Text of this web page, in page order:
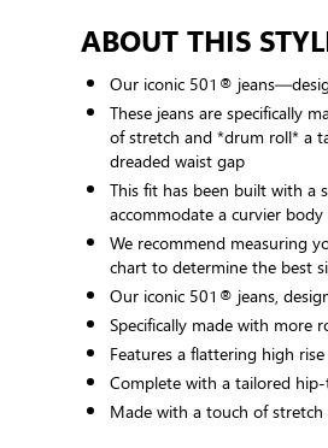
ABOUT THIS
Our iconic 501®
These jeans are specifically
of stretch and *drum roll* a
dreaded waist gap
This fit has been built with a
accommodate a curvier body
We recommend measuring
chart to determine the best
Our iconic 501® jeans,
Specifically made with more
Features a flattering high rise
Complete with a tailored
Made with a touch of stretch